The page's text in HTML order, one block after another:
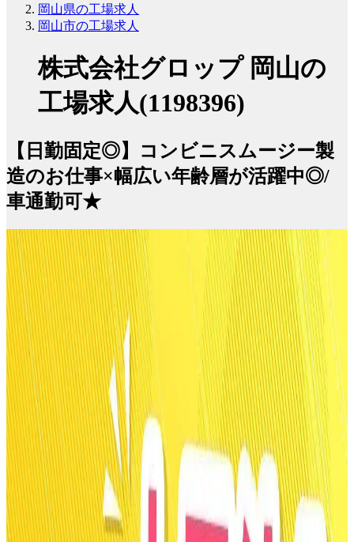
岡山県の工場求人
岡山市の工場求人
株式会社グロップ 岡山の
工場求人(1198396)
【日勤固定◎】コンビニスムージー製
造のお仕事×幅広い年齢層が活躍中◎/
車通勤可★